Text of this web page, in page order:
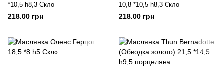
*10,5 h8,3 Скло
218.00 грн
10,8 *10,5 h8,3 Скло
218.00 грн